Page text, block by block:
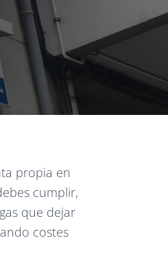
propia en
cumplir,
que dejar
costes